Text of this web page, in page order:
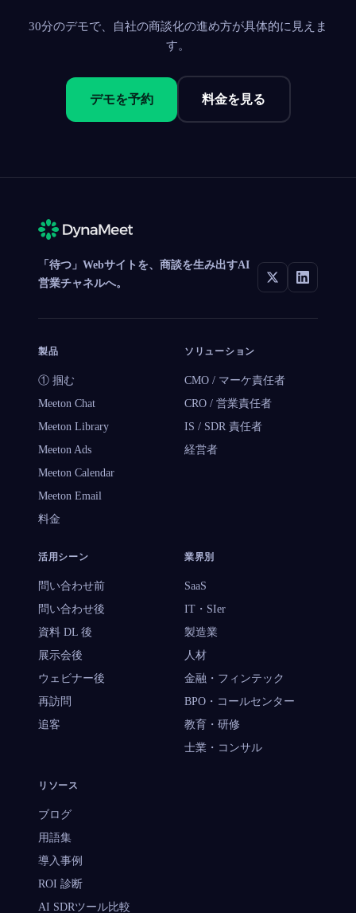
30分のデモで、自社の商談化の進め方が具体的に見えま
す。
デモを予約 料金を見る
「待つ」Webサイトを、商談を生み出すAI
営業チャネルへ。
製品
① 掴む
Meeton Chat
Meeton Library
Meeton Ads
Meeton Calendar
Meeton Email
料金
ソリューション
CMO / マーケ責任者
CRO / 営業責任者
IS / SDR 責任者
経営者
活用シーン
問い合わせ前
問い合わせ後
資料 DL 後
展示会後
ウェビナー後
再訪問
追客
業界別
SaaS
IT・SIer
製造業
人材
金融・フィンテック
BPO・コールセンター
教育・研修
士業・コンサル
リソース
ブログ
用語集
導入事例
ROI 診断
AI SDRツール比較